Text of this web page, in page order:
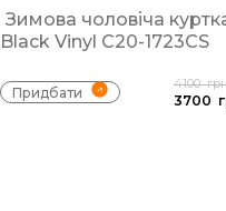
Зимова чоловіча
Black Vinyl C20-1723CS
Придбати
4100
3700